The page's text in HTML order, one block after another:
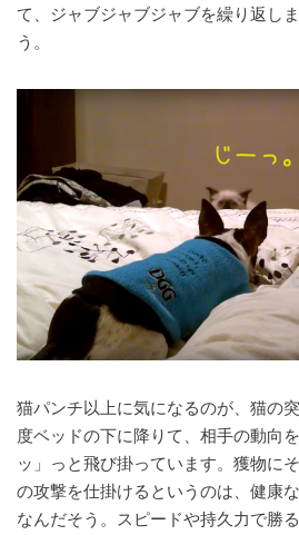
て、ジャブジャブジャブを繰り返し
う。
猫パンチ以上に気になるのが、猫の
度ベッドの下に降りて、相手の動向
ッ」っと飛び掛っています。獲物に
の攻撃を仕掛けるというのは、健康
なんだそう。スピードや持久力で勝